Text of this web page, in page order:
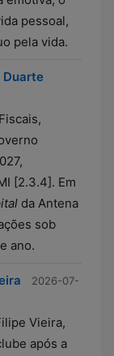
pessoal,
pela vida.
Duarte
[2.3.4]. Em
da Antena
sob
ano.
2026-07-
Vieira,
após a